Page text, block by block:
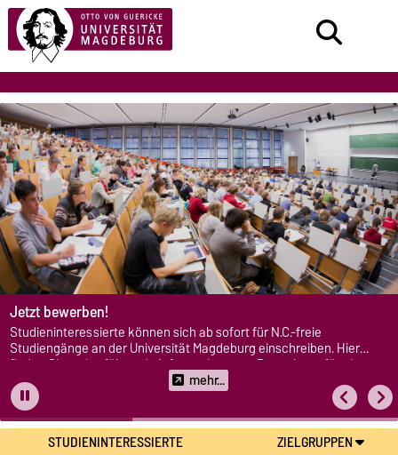
Jetzt bewerben!
Studieninteressierte können sich ab sofort für N.C.-freie
Studiengänge an der Universität Magdeburg einschreiben. Hier
finden Sie weiterführende Informationen zu Bewerbung für ein
Studium an der Uni Magdeburg. mehr...
STUDIENINTERESSIERTE ZIELGRUPPEN